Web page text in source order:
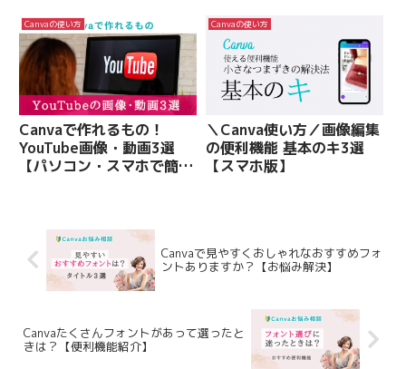
Canvaの使い方
Canvaで作れるもの！
YouTube画像・動画3選
【パソコン・スマホで簡単
Canvaの使い方
＼Canva使い方／画像編集
の便利機能 基本のキ3選
【スマホ版】
Canvaで見やすくおしゃれなおすすめフォ
ントありますか？【お悩み解決】
Canvaたくさんフォントがあって選ったと
きは？【便利機能紹介】